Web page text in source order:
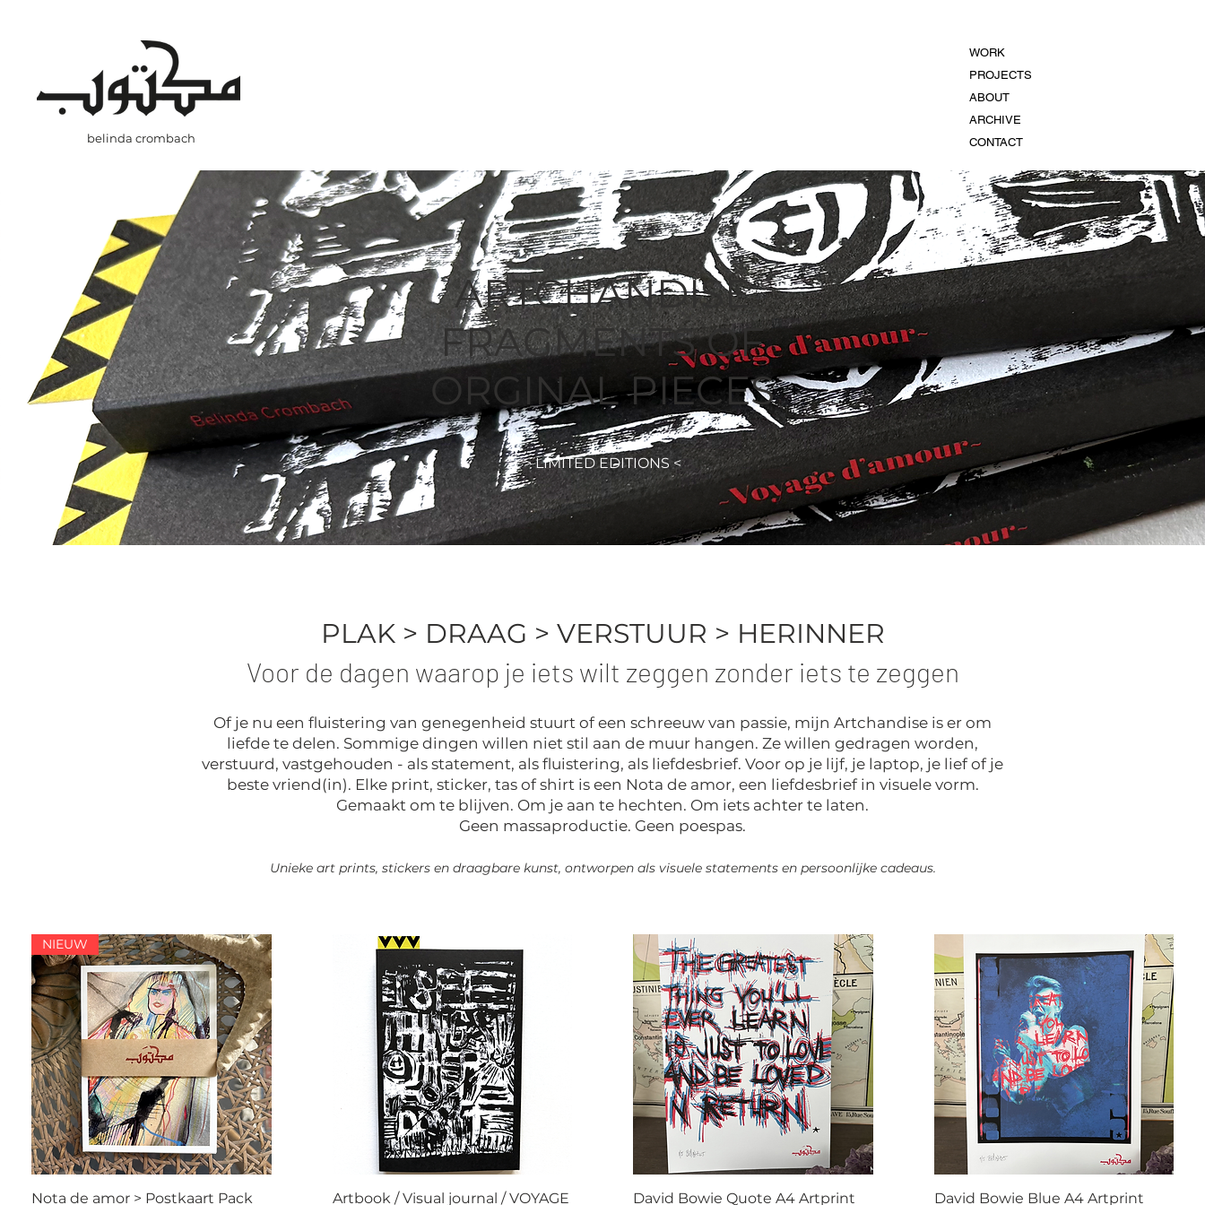
belinda crombach
WORK
PROJECTS
ABOUT
ARCHIVE
CONTACT
ARTCHANDISE
FRAGMENTS OF
ORGINAL PIECES
> LIMITED EDITIONS <
PLAK > DRAAG > VERSTUUR > HERINNER
Voor de dagen waarop je iets wilt zeggen zonder iets te zeggen
Of je nu een fluistering van genegenheid stuurt of een schreeuw van passie, mijn Artchandise is er om
liefde te delen. Sommige dingen willen niet stil aan de muur hangen. Ze willen gedragen worden,
verstuurd, vastgehouden - als statement, als fluistering, als liefdesbrief. Voor op je lijf, je laptop, je lief of je
beste vriend(in). Elke print, sticker, tas of shirt is een Nota de amor, een liefdesbrief in visuele vorm.
Gemaakt om te blijven. Om je aan te hechten. Om iets achter te laten.
Geen massaproductie. Geen poespas.
Unieke art prints, stickers en draagbare kunst, ontworpen als visuele statements en persoonlijke cadeaus.
NIEUW
Nota de amor > Postkaart Pack
Artbook / Visual journal / VOYAGE
David Bowie Quote A4 Artprint
David Bowie Blue A4 Artprint